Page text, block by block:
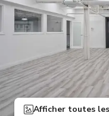
Afficher toutes